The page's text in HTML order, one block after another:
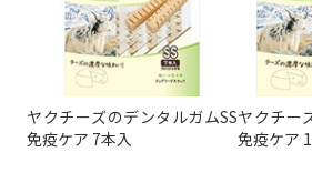
ヤクチーズのデンタルガムSS
免疫ケア 7本入
ヤクチー
免疫ケア